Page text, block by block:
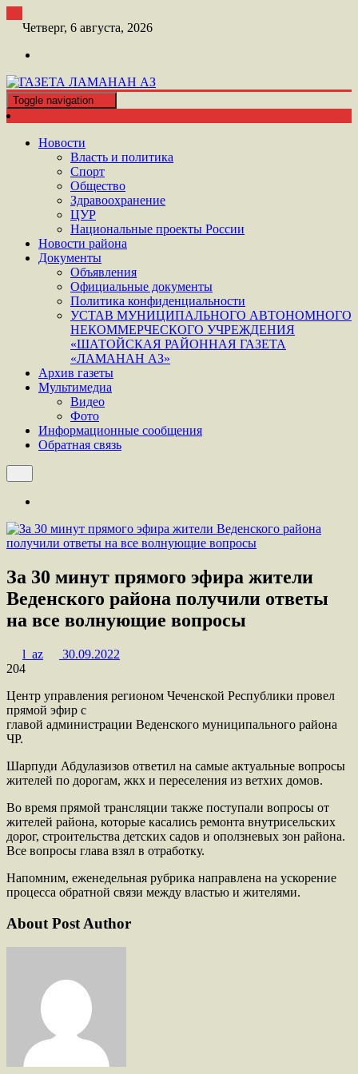
Четверг, 6 августа, 2026
ГАЗЕТА ЛАМАНАН АЗ
ШАТОЙСКАЯ ГАЗЕТА ЛАМАНАН АЗ
Toggle navigation
Новости
Власть и политика
Спорт
Общество
Здравоохранение
ЦУР
Национальные проекты России
Новости района
Документы
Объявления
Официальные документы
Политика конфиденциальности
УСТАВ МУНИЦИПАЛЬНОГО АВТОНОМНОГО
НЕКОММЕРЧЕСКОГО УЧРЕЖДЕНИЯ
«ШАТОЙСКАЯ РАЙОННАЯ ГАЗЕТА
«ЛАМАНАН АЗ»
Архив газеты
Мультимедиа
Видео
Фото
Информационные сообщения
Обратная связь
За 30 минут прямого эфира жители
Веденского района получили ответы
на все волнующие вопросы
l_az
30.09.2022
204
Центр управления регионом Чеченской Республики провел
прямой эфир с
главой администрации Веденского муниципального района
ЧР.
Шарпуди Абдулазизов ответил на самые актуальные вопросы
жителей по дорогам, жкх и переселения из ветхих домов.
Во время прямой трансляции также поступали вопросы от
жителей района, которые касались ремонта внутрисельских
дорог, строительства детских садов и оползневых зон района.
Все вопросы глава взял в отработку.
Напомним, еженедельная рубрика направлена на ускорение
процесса обратной связи между властью и жителями.
About Post Author